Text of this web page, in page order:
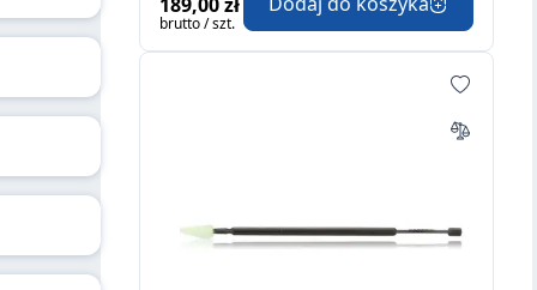
brutto / szt.